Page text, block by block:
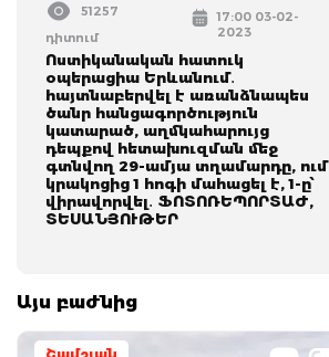
51257
դիտում
17:00 03-02-
2023
Ոստիկանական հատուկ
օպերացիա Երևանում․
հայտնաբերվել է առանձնապես
ծանր հանցագործություն
կատարած, աղմկահարույց
դեպքով հետախուզման մեջ
գտնվող 29-ամյա տղամարդը, ում
կրակոցից 1 հոգի մահացել է, 1-ը՝
վիրավորվել․ ՖՈՏՈՌԵՊՈՐՏԱԺ,
ՏԵՍԱՆՅՈՒԹԵՐ
Այս բաժնից